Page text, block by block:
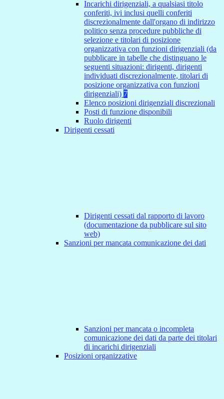
Incarichi dirigenziali, a qualsiasi titolo
conferiti, ivi inclusi quelli conferiti
discrezionalmente dall'organo di indirizzo
politico senza procedure pubbliche di
selezione e titolari di posizione
organizzativa con funzioni dirigenziali (da
pubblicare in tabelle che distinguano le
seguenti situazioni: dirigenti, dirigenti
individuati discrezionalmente, titolari di
posizione organizzativa con funzioni
dirigenziali) 7
Elenco posizioni dirigenziali discrezionali
Posti di funzione disponibili
Ruolo dirigenti
Dirigenti cessati
Dirigenti cessati dal rapporto di lavoro
(documentazione da pubblicare sul sito
web)
Sanzioni per mancata comunicazione dei dati
Sanzioni per mancata o incompleta
comunicazione dei dati da parte dei titolari
di incarichi dirigenziali
Posizioni organizzative